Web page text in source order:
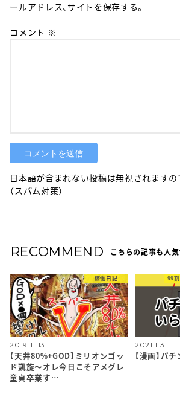
ールアドレス、サイトを保存する。
コメント ※
日本語が含まれない投稿は無視されますの
（スパム対策）
RECOMMEND こちらの記事も人気
稼働日記
2019.11.13
【天井80%+GOD】ミリオンゴッ
ド凱旋〜オレ今日こそアメグレ
童貞卒業す…
99
2021.1.31
【漫画】パ